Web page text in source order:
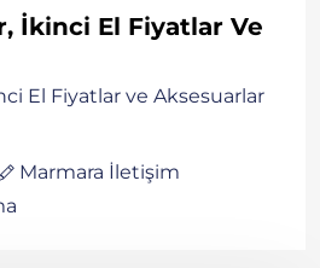
İkinci El Fiyatlar Ve
El Fiyatlar ve Aksesuarlar
Marmara İletişim